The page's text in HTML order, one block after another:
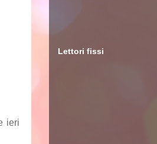
ieri
Lettori fissi